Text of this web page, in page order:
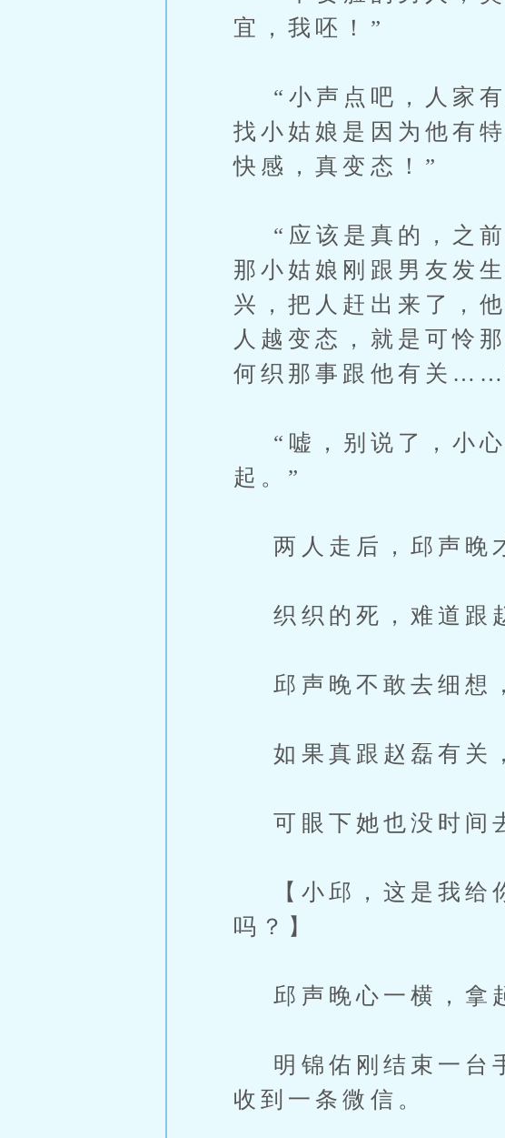
宜，我呸！”
“小声点吧，人家有
找小姑娘是因为他有
快感，真变态！”
“应该是真的，之前
那小姑娘刚跟男友发
兴，把人赶出来了，
人越变态，就是可怜
何织那事跟他有关
“嘘，别说了，小心
起。”
两人走后，邱声晚
织织的死，难道跟
邱声晚不敢去细想
如果真跟赵磊有关
可眼下她也没时间
【小邱，这是我给
吗？】
邱声晚心一横，拿
明锦佑刚结束一台
收到一条微信。